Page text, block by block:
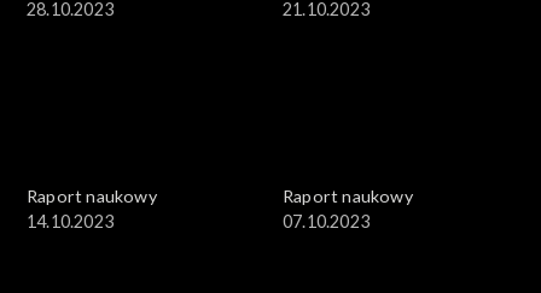
28.10.2023
21.10.2023
Raport naukowy
14.10.2023
Raport naukowy
07.10.2023